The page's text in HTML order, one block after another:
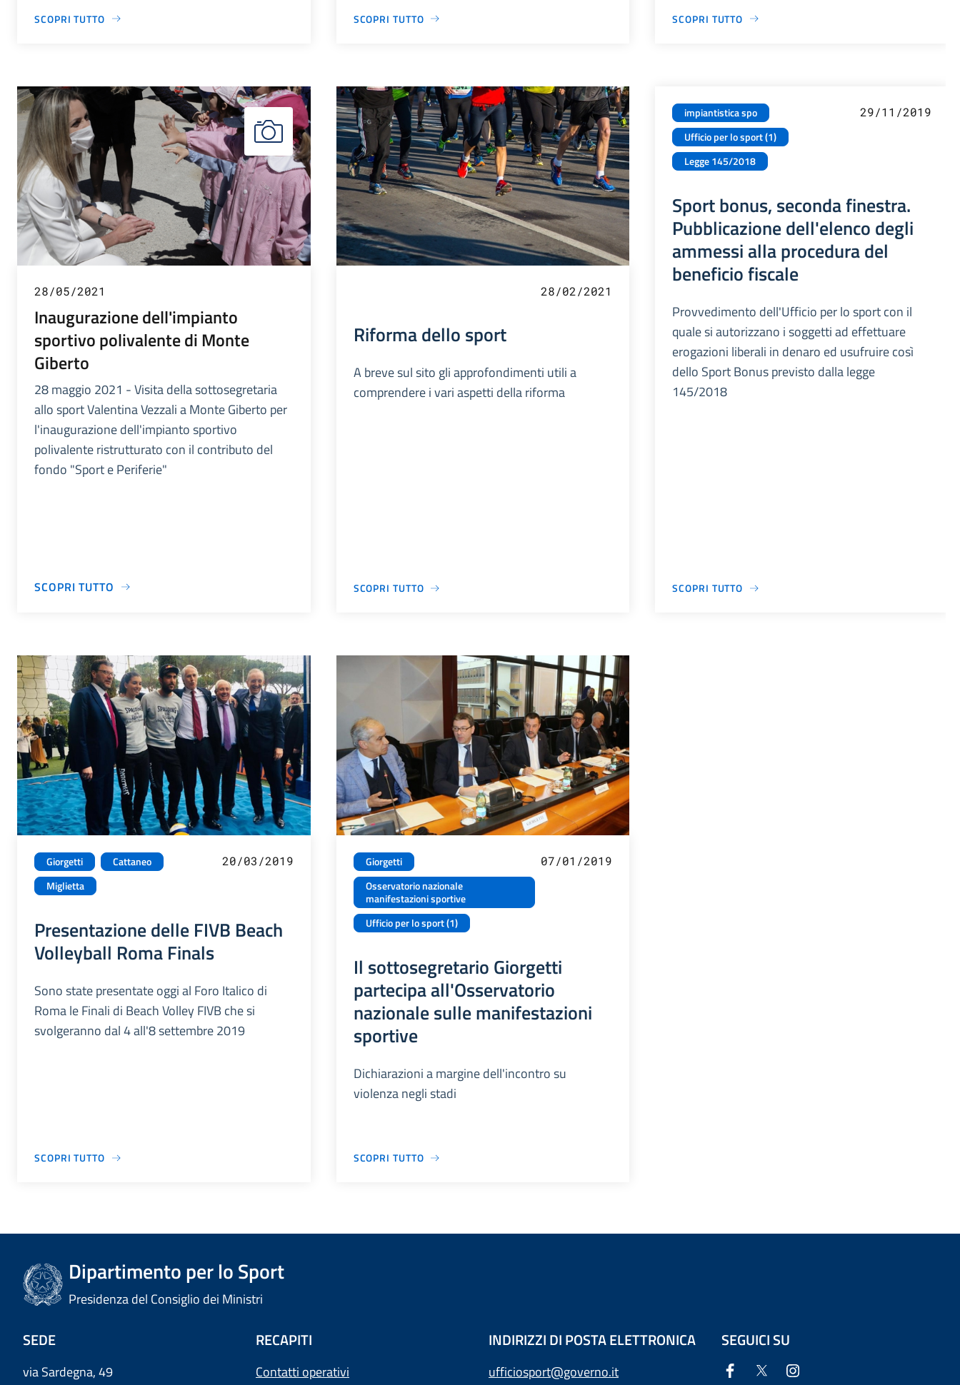
SCOPRI TUTTO SCOPRI TUTTO SCOPRI TUTTO
28/05/2021
Inaugurazione dell'impianto
sportivo polivalente di Monte
Giberto
28 maggio 2021 - Visita della sottosegretaria
allo sport Valentina Vezzali a Monte Giberto per
l'inaugurazione dell'impianto sportivo
polivalente ristrutturato con il contributo del
fondo "Sport e Periferie"
SCOPRI TUTTO
28/02/2021
Riforma dello sport
A breve sul sito gli approfondimenti utili a
comprendere i vari aspetti della riforma
SCOPRI TUTTO
impiantistica spo
Ufficio per lo sport (1)
Legge 145/2018
29/11/2019
Sport bonus, seconda finestra.
Pubblicazione dell'elenco degli
ammessi alla procedura del
beneficio fiscale
Provvedimento dell'Ufficio per lo sport con il
quale si autorizzano i soggetti ad effettuare
erogazioni liberali in denaro ed usufruire così
dello Sport Bonus previsto dalla legge
145/2018
SCOPRI TUTTO
Giorgetti
Cattaneo
Miglietta
20/03/2019
Presentazione delle FIVB Beach
Volleyball Roma Finals
Sono state presentate oggi al Foro Italico di
Roma le Finali di Beach Volley FIVB che si
svolgeranno dal 4 all'8 settembre 2019
SCOPRI TUTTO
Giorgetti
Osservatorio nazionale
manifestazioni sportive
Ufficio per lo sport (1)
07/01/2019
Il sottosegretario Giorgetti
partecipa all'Osservatorio
nazionale sulle manifestazioni
sportive
Dichiarazioni a margine dell'incontro su
violenza negli stadi
SCOPRI TUTTO
Dipartimento per lo Sport
Presidenza del Consiglio dei Ministri
SEDE
via Sardegna, 49
RECAPITI
Contatti operativi
INDIRIZZI DI POSTA ELETTRONICA
ufficiosport@governo.it
SEGUICI SU